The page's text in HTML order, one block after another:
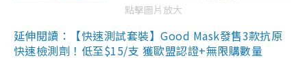
點擊圖片放大
延伸閱讀：【快速測試套裝】Good Mask發售3款抗原
快速檢測劑！低至$15/支 獲歐盟認證+無限購數量